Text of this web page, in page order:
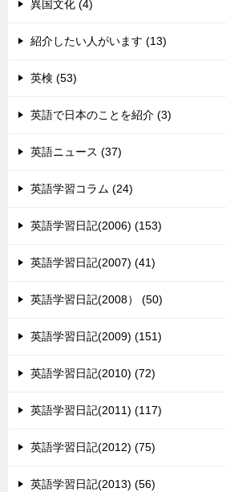
異国文化 (4)
紹介したい人がいます (13)
英検 (53)
英語で日本のことを紹介 (3)
英語ニュース (37)
英語学習コラム (24)
英語学習日記(2006) (153)
英語学習日記(2007) (41)
英語学習日記(2008） (50)
英語学習日記(2009) (151)
英語学習日記(2010) (72)
英語学習日記(2011) (117)
英語学習日記(2012) (75)
英語学習日記(2013) (56)